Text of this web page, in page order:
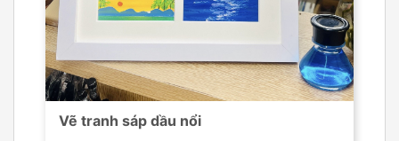
Vẽ tranh sáp dầu nổi